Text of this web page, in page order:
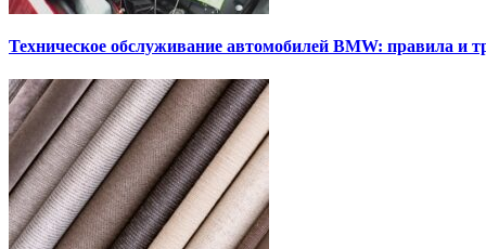
Техническое обслуживание автомобилей BMW: правила и